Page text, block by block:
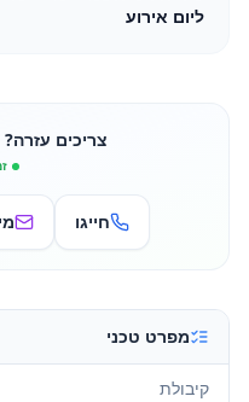
ליום אירוע
צריכים
חייגו
מפרט טכני
קיבולת